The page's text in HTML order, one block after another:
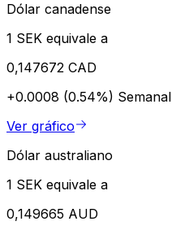
Dólar canadense
1 SEK equivale a
0,147672 CAD
+0.0008 (0.54%) Semanal
Ver gráfico
Dólar australiano
1 SEK equivale a
0,149665 AUD